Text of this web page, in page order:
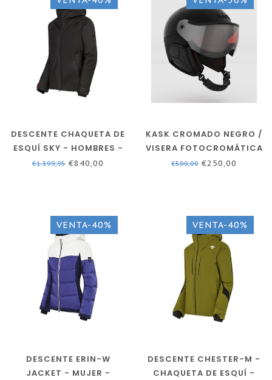
DESCENTE CHAQUETA DE
ESQUÍ SKY - HOMBRES -
NEGRO
€1.399,95 €840,00
KASK CROMADO NEGRO /
VISERA FOTOCROMÁTICA
€500,00 €250,00
VENTA-40%
DESCENTE ERIN-W
JACKET - MUJER -
VENTA-40%
DESCENTE CHESTER-M -
CHAQUETA DE ESQUÍ -